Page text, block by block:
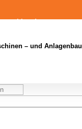
– und Anlagenbau